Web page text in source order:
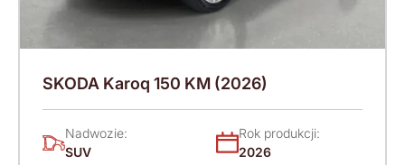
SKODA Karoq 150 KM (2026)
Nadwozie:
SUV
Rok produkcji:
2026